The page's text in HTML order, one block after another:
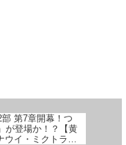
部 第7章開幕！つ
が登場か！？【黄
イ・ミクトラン